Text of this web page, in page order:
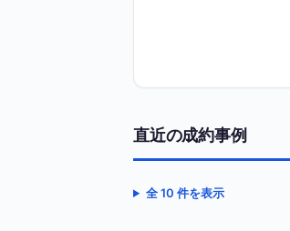
直近の成約事例
全 10 件を表示